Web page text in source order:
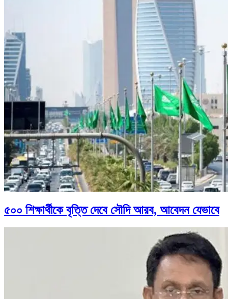
৫০০ শিক্ষার্থীকে বৃত্তি দেবে সৌদি আরব, আবেদন যেভাবে